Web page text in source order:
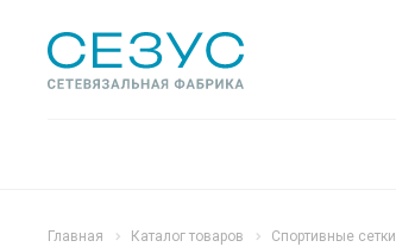
Главная Каталог товаров Спортивные сетки